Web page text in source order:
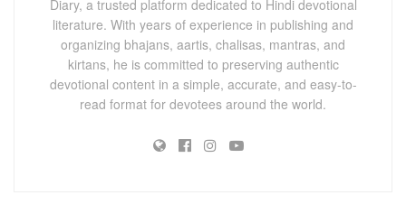
Diary, a trusted platform dedicated to Hindi devotional
literature. With years of experience in publishing and
organizing bhajans, aartis, chalisas, mantras, and
kirtans, he is committed to preserving authentic
devotional content in a simple, accurate, and easy-to-
read format for devotees around the world.